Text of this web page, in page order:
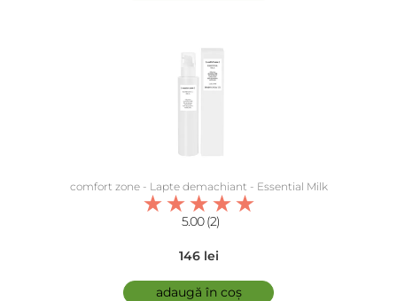
comfort zone - Lapte demachiant - Essential Milk
5.00 (2)
146 lei
adaugă în coș